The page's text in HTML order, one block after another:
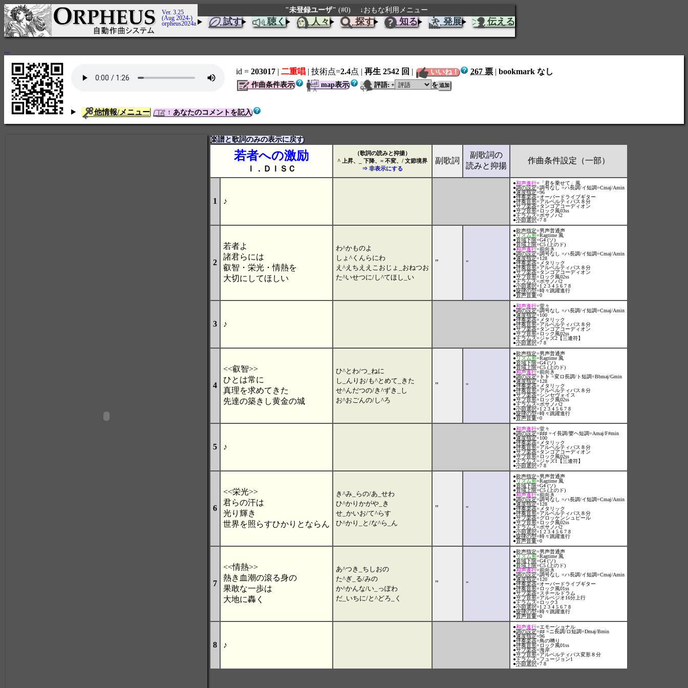
Ver. 3.25
(Aug 2024-)
orpheus2024a
"未登録ユーザ" (#0) ↓おもな利用メニュー
試す 聴く 人々 探す 知る 発展 伝える
...
id = 203017 | 二重唱 | 技術点=2.4点 | 再生 2542 回 | いいね！ 267 票 | bookmark なし
作曲条件表示 map表示 評語: + を
他情報/メニュー ↑ あなたのコメントを記入
楽譜と歌詞のみの表示に戻す
若者への激励
Ｉ．ＤＩＳＣ
（歌詞の読みと抑揚）
^ 上昇、_ 下降、= 不変、/ 文節境界
⇒ 非表示にする
副歌詞
副歌詞の
読みと抑揚
作曲条件設定（一部）
1 ♪
●和声進行=「君を乗せて」風
●調の設定=調号なし =ハ長調/イ短調=Cmaj/Amin
●速度指定=96
●伴奏楽器=オーバードライブギター
●伴奏音形=アルベルティバス８分
●サブ楽器=タンゴアコーディオン
●サブ音形=ロック風03ss
●ドラムス=ボサノバ2
●小節選択=7 8
2
若者よ
諸君らには
叡智・栄光・情熱を
大切にしてほしい
わ^かものよ
しょ^くんらにわ
え^えちええこおじょ_おねつお
た^いせつに/し^てほし_い
" "
●歌声指定=男声普通声
●リズム形=Ragtime 風
●音域下限=G4 (ソ)
●音域上限=C5 (上のド)
●和声進行=前向き
●調の設定=調号なし =ハ長調/イ短調=Cmaj/Amin
●速度指定=128
●伴奏楽器=メタリック
●伴奏音形=アルベルティバス８分
●サブ楽器=タンゴアコーディオン
●サブ音形=ロック風02ss
●ドラムス=ボサノバ2
●小節選択=1 2 3 4 5 6 7 8
●旋律の型=時々跳躍進行
●音声音量=0
3 ♪
●和声進行=堂々
●調の設定=調号なし =ハ長調/イ短調=Cmaj/Amin
●速度指定=100
●伴奏楽器=メタリック
●伴奏音形=アルベルティバス８分
●サブ楽器=タンゴアコーディオン
●サブ音形=ロック風02ss
●ドラムス=ジャズ2【三連符】
●小節選択=7 8
4
<<叡智>>
ひとは常に
真理を求めてきた
先達の築きし黄金の城
ひ^とわ/つ_ねに
し_んりお/も^とめて_きた
せ^んだつの/き^ずき_し
お^おごんの/し^ろ
" "
●歌声指定=男声普通声
●リズム形=Ragtime 風
●音域下限=G4 (ソ)
●音域上限=C5 (上のド)
●和声進行=前向き
●調の設定=♭♭ =変ロ長調/ト短調=Bbmaj/Gmin
●速度指定=128
●伴奏楽器=メタリック
●伴奏音形=アルベルティバス８分
●サブ楽器=シンセヴォイス
●サブ音形=ロック風02ss
●ドラムス=ボサノバ2
●小節選択=1 2 3 4 5 6 7 8
●旋律の型=時々跳躍進行
●音声音量=0
5 ♪
●和声進行=堂々
●調の設定=♯♯♯ =イ長調/嬰ヘ短調=Amaj/F#min
●速度指定=100
●伴奏楽器=メタリック
●伴奏音形=アルベルティバス８分
●サブ楽器=タンゴアコーディオン
●サブ音形=ロック風02ss
●ドラムス=ジャズ1【三連符】
●小節選択=7 8
6
<<栄光>>
君らの汗は
光り輝き
世界を照らすひかりとならん
き^み_らの/あ_せわ
ひ^かりかがや_き
せ_かいお/て^らす
ひ^かり_と/な^ら_ん
" "
●歌声指定=男声普通声
●リズム形=Ragtime 風
●音域下限=G4 (ソ)
●音域上限=C5 (上のド)
●和声進行=前向き
●調の設定=調号なし =ハ長調/イ短調=Cmaj/Amin
●速度指定=128
●伴奏楽器=メタリック
●伴奏音形=アルベルティバス８分
●サブ楽器=グロッケンシュピール
●サブ音形=ロック風02ss
●ドラムス=ボサノバ2
●小節選択=1 2 3 4 5 6 7 8
●旋律の型=時々跳躍進行
●音声音量=0
7
<<情熱>>
熱き血潮の滾る身の
果敢な一歩は
大地に轟く
あ^つき_ちしおの
た^ぎ_る/みの
か^かんな/い_っぽわ
だ_いちに/と^どろ_く
" "
●歌声指定=男声普通声
●リズム形=Ragtime 風
●音域下限=G4 (ソ)
●音域上限=C5 (上のド)
●和声進行=前向き
●調の設定=調号なし =ハ長調/イ短調=Cmaj/Amin
●速度指定=120
●伴奏楽器=オーバードライブギター
●伴奏音形=ロック風01ss
●サブ楽器=スチールドラム
●サブ音形=アルペジオ16分上行
●ドラムス=ロック3
●小節選択=1 2 3 4 5 6 7 8
●旋律の型=時々跳躍進行
●音声音量=0
8 ♪
●和声進行=エモーショナル
●調の設定=♯♯ =ニ長調/ロ短調=Dmaj/Bmin
●速度指定=96
●伴奏楽器=鳥の囀り
●伴奏音形=ロック風01ss
●サブ楽器=海岸
●サブ音形=アルベルティバス変形８分
●ドラムス=フュージョン1
●小節選択=7 8